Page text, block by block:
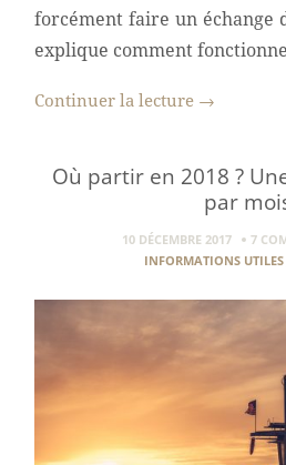
forcément faire un échange
explique comment
Continuer la lecture →
Où partir en 2018 ?
par
10 DÉCEMBRE 2017
7
INFORMATIONS UTILES